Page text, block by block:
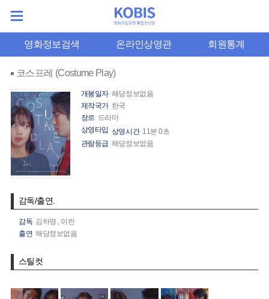
영화정보검색 온라인상영관 회원통계
코스프레 (Costume Play)
개봉일자 해당정보없음
제작국가 한국
장르 드라마
상영타입 상영시간 11분 0초
관람등급 해당정보없음
감독/출연.
감독 김하영 , 이린
출연 해당정보없음
스틸컷